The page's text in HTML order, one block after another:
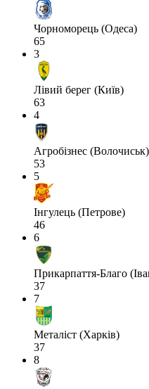
Чорноморець (Одеса)
65
3
Лівий берег (Київ)
63
4
Агробізнес (Волочиськ)
53
5
Інгулець (Петрове)
46
6
Прикарпаття-Благо
37
7
Металіст (Харків)
37
8